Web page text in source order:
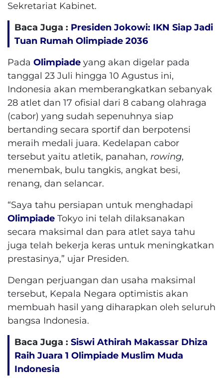
Sekretariat Kabinet.
Baca Juga : Presiden Jokowi: IKN Siap Jadi
Tuan Rumah Olimpiade 2036
Pada Olimpiade yang akan digelar pada
tanggal 23 Juli hingga 10 Agustus ini,
Indonesia akan memberangkatkan sebanyak
28 atlet dan 17 ofisial dari 8 cabang olahraga
(cabor) yang sudah sepenuhnya siap
bertanding secara sportif dan berpotensi
meraih medali juara. Kedelapan cabor
tersebut yaitu atletik, panahan, rowing,
menembak, bulu tangkis, angkat besi,
renang, dan selancar.
“Saya tahu persiapan untuk menghadapi
Olimpiade Tokyo ini telah dilaksanakan
secara maksimal dan para atlet saya tahu
juga telah bekerja keras untuk meningkatkan
prestasinya,” ujar Presiden.
Dengan perjuangan dan usaha maksimal
tersebut, Kepala Negara optimistis akan
membuah hasil yang diharapkan oleh seluruh
bangsa Indonesia.
Baca Juga : Siswi Athirah Makassar Dhiza
Raih Juara 1 Olimpiade Muslim Muda
Indonesia